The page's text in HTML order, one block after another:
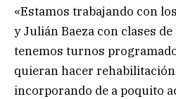
«Estamos trabajando con
y Julián Baeza con clases
tenemos turnos
quieran hacer
incorporando de a poquito